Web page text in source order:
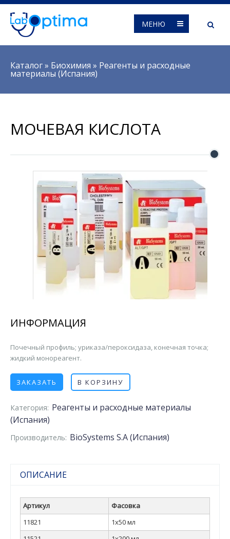
МЕНЮ
Вы здесь
Каталог» Биохимия » Реагенты и расходные
материалы (Испания)
МОЧЕВАЯ КИСЛОТА
ИНФОРМАЦИЯ
Почечный профиль; уриказа/пероксидаза, конечная точка;
жидкий монореагент.
ЗАКАЗАТЬ В КОРЗИНУ
Категория: Реагенты и расходные материалы
(Испания)
Производитель: BioSystems S.A (Испания)
ОПИСАНИЕ
Артикул
Фасовка
11821
1x50 мл